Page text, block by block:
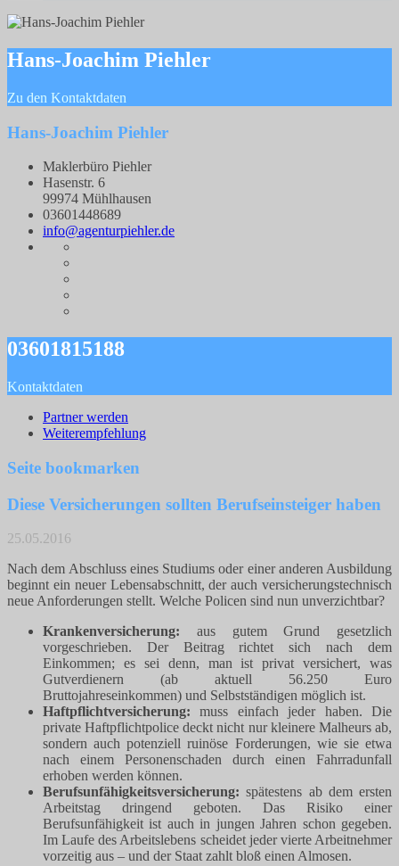
Hans-Joachim Piehler
Zu den Kontaktdaten
Hans-Joachim Piehler
Maklerbüro Piehler
Hasenstr. 6
99974 Mühlhausen
03601448689
info@agenturpiehler.de
03601815188
Kontaktdaten
Partner werden
Weiterempfehlung
Seite bookmarken
Diese Versicherungen sollten Berufseinsteiger haben
25.05.2016
Nach dem Abschluss eines Studiums oder einer anderen Ausbildung
beginnt ein neuer Lebensabschnitt, der auch versicherungstechnisch
neue Anforderungen stellt. Welche Policen sind nun unverzichtbar?
Krankenversicherung: aus gutem Grund gesetzlich
vorgeschrieben. Der Beitrag richtet sich nach dem
Einkommen; es sei denn, man ist privat versichert, was
Gutverdienern (ab aktuell 56.250 Euro
Bruttojahreseinkommen) und Selbstständigen möglich ist.
Haftpflichtversicherung: muss einfach jeder haben. Die
private Haftpflichtpolice deckt nicht nur kleinere Malheurs ab,
sondern auch potenziell ruinöse Forderungen, wie sie etwa
nach einem Personenschaden durch einen Fahrradunfall
erhoben werden können.
Berufsunfähigkeitsversicherung:spätestens ab dem ersten
Arbeitstag dringend geboten. Das Risiko einer
Berufsunfähigkeit ist auch in jungen Jahren schon gegeben.
Im Laufe des Arbeitslebens scheidet jeder vierte Arbeitnehmer
vorzeitig aus – und der Staat zahlt bloß einen Almosen.